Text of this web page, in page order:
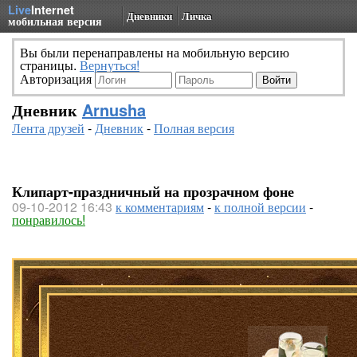
LiveInternet
мобильная версия Дневники Личка
Вы были перенаправлены на мобильную версию
страницы. Вернуться!
Авторизация
Дневник Arnusha
Лента друзей -Дневник-Полная версия
Клипарт-праздничный на прозрачном фоне
09-10-2012 16:43 к комментариям-к полной версии -
понравилось!